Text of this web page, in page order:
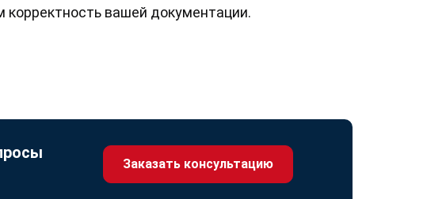
вашей документации.
Заказать консультацию